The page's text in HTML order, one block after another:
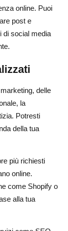
online. Puoi
post e
di social media
delle
la
Potresti
della tua
più richiesti
online.
come Shopify o
alla tua